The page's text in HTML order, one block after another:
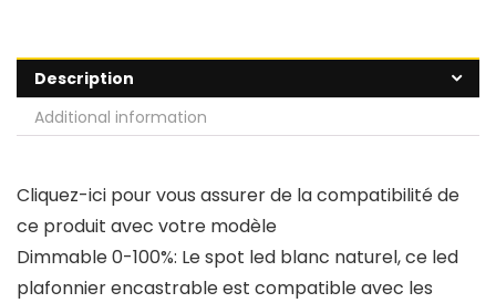
Description
Additional information
Cliquez-ici pour vous assurer de la compatibilité de
ce produit avec votre modèle
Dimmable 0-100%: Le spot led blanc naturel, ce led
plafonnier encastrable est compatible avec les